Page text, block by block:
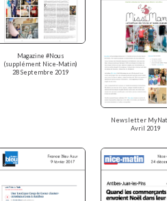
Magazine #Nous
(supplément Nice-Matin)
28 Septembre 2019
Newsletter
Avril 2019